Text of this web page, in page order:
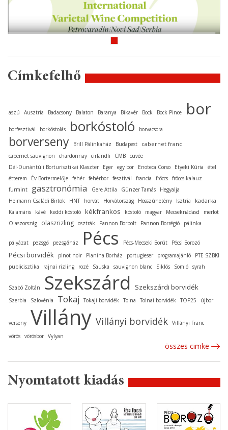
Címkefelhő
aszú Ausztria Badacsony Balaton Baranya Bikavér Bock Bock Pince bor
borfesztivál borkóstolás borkóstoló borvacsora
borverseny Brill Pálinkaház Budapest cabernet franc
cabernet sauvignon chardonnay cirfandli CMB cuvée
Dél-Dunántúli Borturisztikai Klaszter
Eger egy bor Enoteca Corso Etyeki Kúria
étel
étterem
Év Bortermelője fehér fehérbor fesztivál francia fröccs fröccs-kalauz
furmint
gasztronómia Gere Attila Günzer Tamás
Hegyalja
Heimann Családi Birtok
HNT horvát Horvátország Hosszúhetény Isztria kadarka
Kalamáris kávé keddi kóstoló kékfrankos kóstoló magyar Mecseknádasd
merlot
Olaszország
olaszrizling osztrák Pannon Borbolt Pannon Borrégió pálinka
pályázat pezsgő pezsgőház Pécs Pécs-Mecseki Borút Pécsi Borozó
Pécsi borvidék pinot noir Planina Borház portugieser programajánló
PTE SZBKI
publicisztika
rajnai rizling rozé Sauska sauvignon blanc Siklós Somló syrah
Szabó Zoltán Szekszárd Szekszárdi borvidék
Szerbia Szlovénia Tokaj Tokaji borvidék Tolna Tolnai borvidék TOP25 újbor
verseny Villány Villányi borvidék Villányi Franc
vörös vörösbor Vylyan
összes cimke
Nyomtatott kiadás